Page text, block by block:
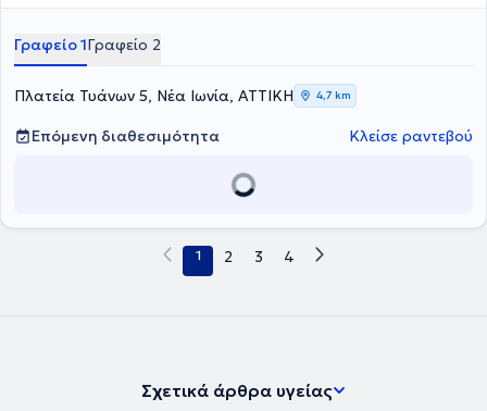
Παιδαγωγικής Ψυχολογίας - Κατεύθυνση Ψυχολογίας του Εθνικού
στην Ανασυνδυασμένη Εκλεκτική Συμβουλευτική (ΚΕ.ΘΕ.ΣΥ.), μια
μορφή ψυχοθεραπείας που συνδυάζει τεχνικές από πολυάριθμες
θεραπευτικές προσεγγίσεις όπως τη Γνωσιακή - Συμπεριφορική
Ψυχοθεραπεία (CBT), τη Συστημική - Οικογενειακή, την
Ψυχοδυναμική, τη θεραπεία Gestalt και τη Δραματοθεραπεία. Έχει
αποφοιτήσει από το τμήμα του Life Coaching του Πανεπιστημίου
Hellenic Institute of Coaching, με εξειδίκευση στο Parent &
Προσωπικότητας στο Πανεπιστήμιο Αθηνών, στη Διαχείριση
Κρίσεων Πανικού, στις σχέσεις Σχολείου και Οικογένειας, στην
και ενδοοικογενειακών σχέσεων. Επίσης παρακολουθεί συνεχώς
πολυάριθμα σεμινάρια, ημερίδες και επιμορφωτικά προγράμματα
Γραφείο 1Γραφείο 2
Πλατεία Τυάνων 5, Νέα Ιωνία, ΑΤΤΙΚΗ 4,7 km
Επόμενη διαθεσιμότητα Κλείσε ραντεβού
1 2 3 4
Σχετικά άρθρα υγείας